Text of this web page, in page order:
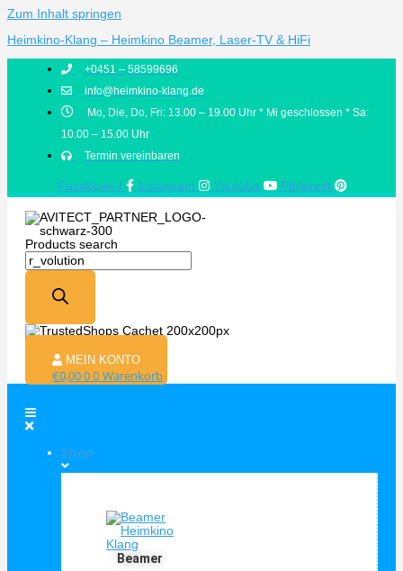
Zum Inhalt springen
Heimkino-Klang – Heimkino Beamer, Laser-TV & HiFi
+0451 – 58599696
info@heimkino-klang.de
Mo, Die, Do, Fri: 13.00 – 19.00 Uhr * Mi geschlossen * Sa:
10.00 – 15.00 Uhr
Termin vereinbaren
Facebook-f Instagram Youtube Pinterest
Products search
MEIN KONTO
€0,000 Warenkorb
Shop
Beamer